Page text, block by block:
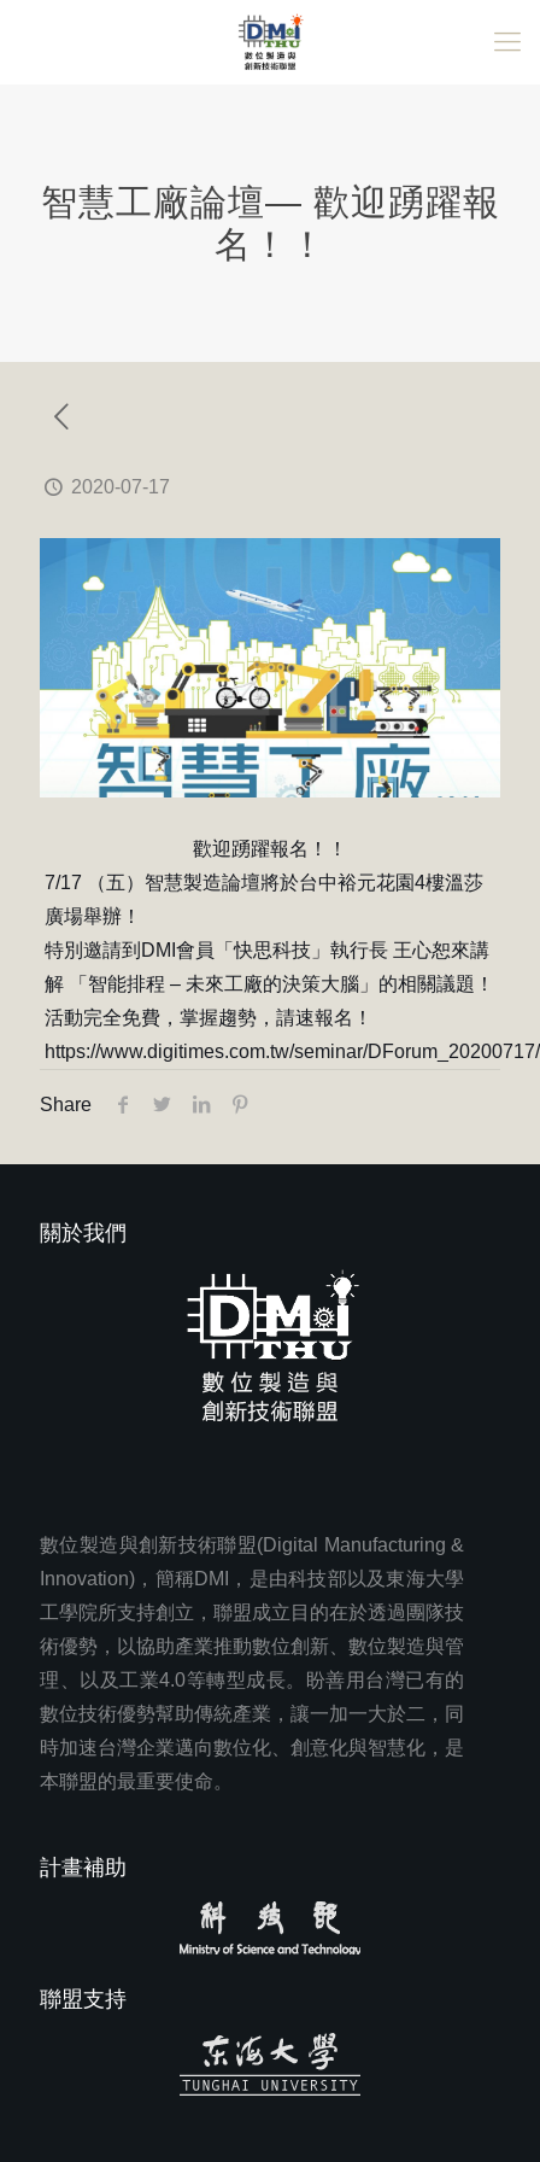
智慧工廠論壇— 歡迎踴躍報
名！！
2020-07-17
歡迎踴躍報名！！
7/17 （五）智慧製造論壇將於台中裕元花園4樓溫莎
廣場舉辦！
特別邀請到DMI會員「快思科技」執行長 王心恕來講
解 「智能排程 – 未來工廠的決策大腦」的相關議題！
活動完全免費，掌握趨勢，請速報名！
https://www.digitimes.com.tw/seminar/DForum_20200717/
Share
關於我們
數位製造與創新技術聯盟(Digital Manufacturing &
Innovation)，簡稱DMI，是由科技部以及東海大學
工學院所支持創立，聯盟成立目的在於透過團隊技
術優勢，以協助產業推動數位創新、數位製造與管
理、以及工業4.0等轉型成長。盼善用台灣已有的
數位技術優勢幫助傳統產業，讓一加一大於二，同
時加速台灣企業邁向數位化、創意化與智慧化，是
本聯盟的最重要使命。
計畫補助
聯盟支持